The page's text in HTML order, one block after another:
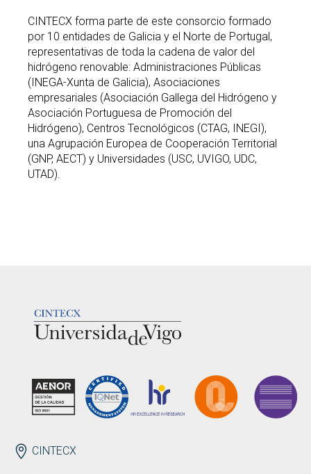
CINTECX forma parte de este consorcio formado
por 10 entidades de Galicia y el Norte de Portugal,
representativas de toda la cadena de valor del
hidrógeno renovable: Administraciones Públicas
(INEGA-Xunta de Galicia), Asociaciones
empresariales (Asociación Gallega del Hidrógeno y
Asociación Portuguesa de Promoción del
Hidrógeno), Centros Tecnológicos (CTAG, INEGI),
una Agrupación Europea de Cooperación Territorial
(GNP, AECT) y Universidades (USC, UVIGO, UDC,
UTAD).
ENDEREZO ES
CINTECX